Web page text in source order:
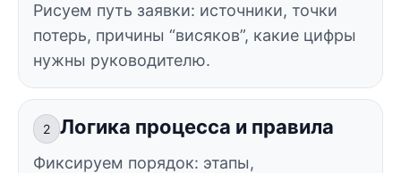
Рисуем путь заявки: источники, точки
потерь, причины “висяков”, какие цифры
нужны руководителю.
2 Логика процесса и правила
Фиксируем порядок: этапы,